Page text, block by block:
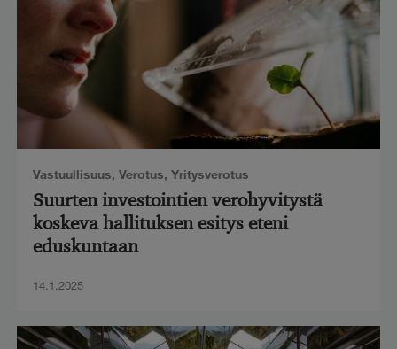
Vastuullisuus, Verotus, Yritysverotus
Suurten investointien verohyvitystä
koskeva hallituksen esitys eteni
eduskuntaan
14.1.2025